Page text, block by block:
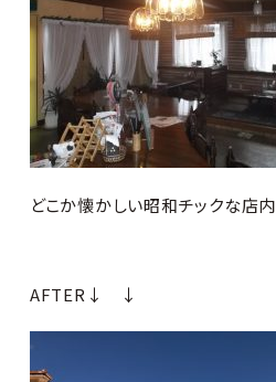
どこか懐かしい昭和チックな店内
AFTER↓ ↓